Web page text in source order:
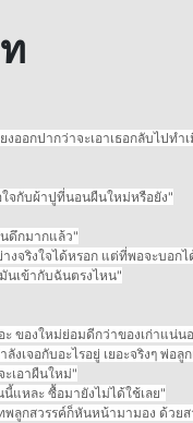
งออกปากว่าจะเอาเธอกลับไปท
จกับผ้าปูที่นอนผืนใหม่หรือยัง"
ดึกมากแล้ว"
งจริงใจได้หรอก แต่ที่พอจะบอก
นเข้ากับฉันตรงไหน"
ของใหม่ย่อมดีกว่าของเก่าแน่น
งเจอกับอะไรอยู่ เยอะจริงๆ พ่อลู
เอาผืนใหม่"
แหละ ซื้อมายังไม่ได้ใช้เลย"
พลูกสวรรค์ก็หันหน้ามามอง ด้วย